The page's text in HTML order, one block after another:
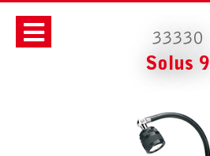
33330
Solus 9